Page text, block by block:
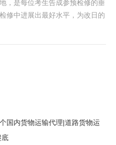
，是每位考生告成参预检修的垂
修中进展出最好水平，为改日的
国内货物运输代理|道路货物运
底